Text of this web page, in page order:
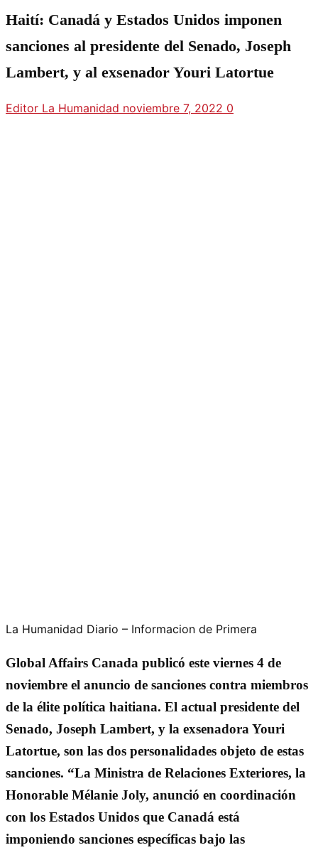
Haití: Canadá y Estados Unidos imponen
sanciones al presidente del Senado, Joseph
Lambert, y al exsenador Youri Latortue
Editor La Humanidad noviembre 7, 2022 0
La Humanidad Diario – Informacion de Primera
Global Affairs Canada publicó este viernes 4 de
noviembre el anuncio de sanciones contra miembros
de la élite política haitiana. El actual presidente del
Senado, Joseph Lambert, y la exsenadora Youri
Latortue, son las dos personalidades objeto de estas
sanciones. “La Ministra de Relaciones Exteriores, la
Honorable Mélanie Joly, anunció en coordinación
con los Estados Unidos que Canadá está
imponiendo sanciones específicas bajo las